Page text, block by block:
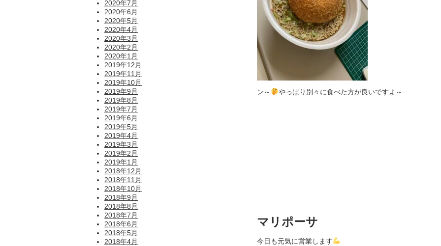
ン～ やっぱり別々に食べた方が良いですよ～
マリポーサ
今日も元気に営業します
2020年7月
2020年6月
2020年5月
2020年4月
2020年3月
2020年2月
2020年1月
2019年12月
2019年11月
2019年10月
2019年9月
2019年8月
2019年7月
2019年6月
2019年5月
2019年4月
2019年3月
2019年2月
2019年1月
2018年12月
2018年11月
2018年10月
2018年9月
2018年8月
2018年7月
2018年6月
2018年5月
2018年4月